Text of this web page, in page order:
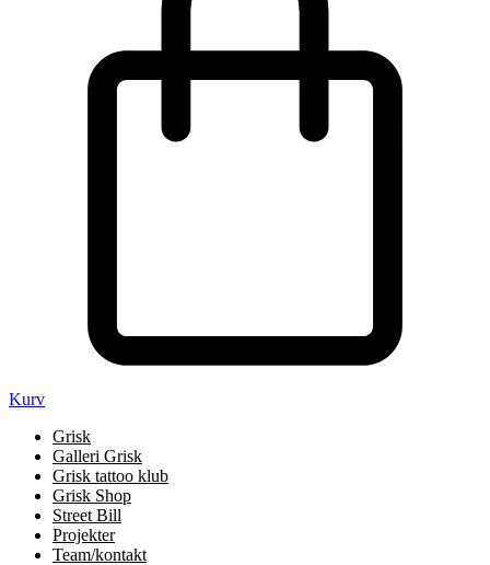
Kurv
Grisk
Galleri Grisk
Grisk tattoo klub
Grisk Shop
Street Bill
Projekter
Team/kontakt